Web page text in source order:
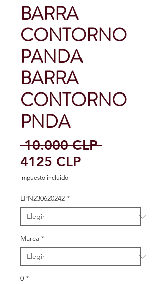
BARRA
CONTORNO
PANDA
BARRA
CONTORNO
PNDA
10.000 CLP Precio
4125 CLP
Impuesto incluido
LPN230620242 *
Marca *
0 *